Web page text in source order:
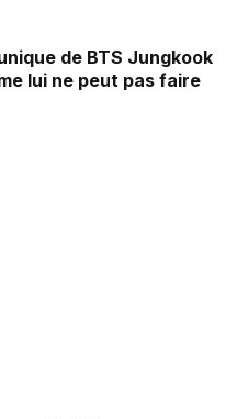
de BTS Jungkook
lui ne peut pas faire